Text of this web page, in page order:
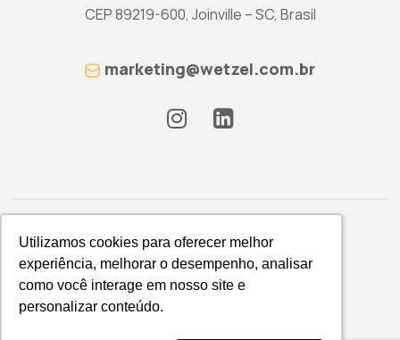
Utilizamos cookies para oferecer melhor
experiência, melhorar o desempenho, analisar
como você interage em nosso site e
personalizar conteúdo.
Utilizamos cookies para oferecer melhor
experiência, melhorar o desempenho, analisar
como você interage em nosso site e
personalizar conteúdo.
CEP 89219-600, Joinville – SC, Brasil
marketing@wetzel.com.br
Política de Privacidade